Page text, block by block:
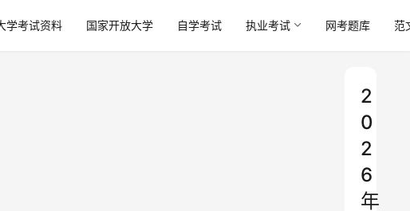
学考试资料 国家开放大学 自学考试 执业考试 网考题库 范
2
0
2
6
年